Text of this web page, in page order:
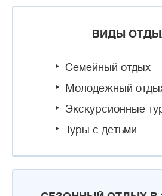
ВИДЫ
Семейный отдых
Молодежный
Экскурсионные
Туры с детьми